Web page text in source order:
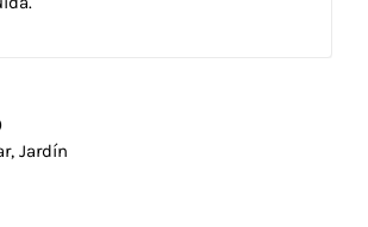
, Jardín